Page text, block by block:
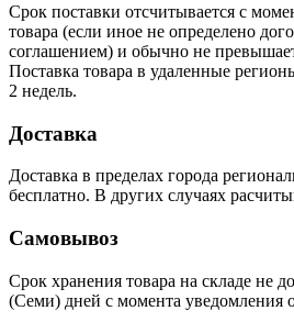
Срок поставки отсчитывается с
товара (если иное не определено
соглашением) и обычно не
Поставка товара в удаленные
2 недель.
Доставка
Доставка в пределах города
бесплатно. В других случаях
Самовывоз
Срок хранения товара на складе не
(Семи) дней с момента уведомления